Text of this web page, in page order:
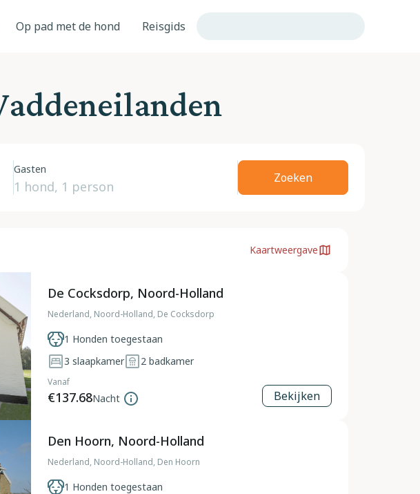
Op pad met de hond Reisgids
Gasten
Zoeken
Kaartweergave
De Cocksdorp, Noord-Holland
Nederland, Noord-Holland, De Cocksdorp
1 Honden toegestaan
3 slaapkamer 2 badkamer
Vanaf
€137.68Nacht Bekijken
Den Hoorn, Noord-Holland
Nederland, Noord-Holland, Den Hoorn
1 Honden toegestaan